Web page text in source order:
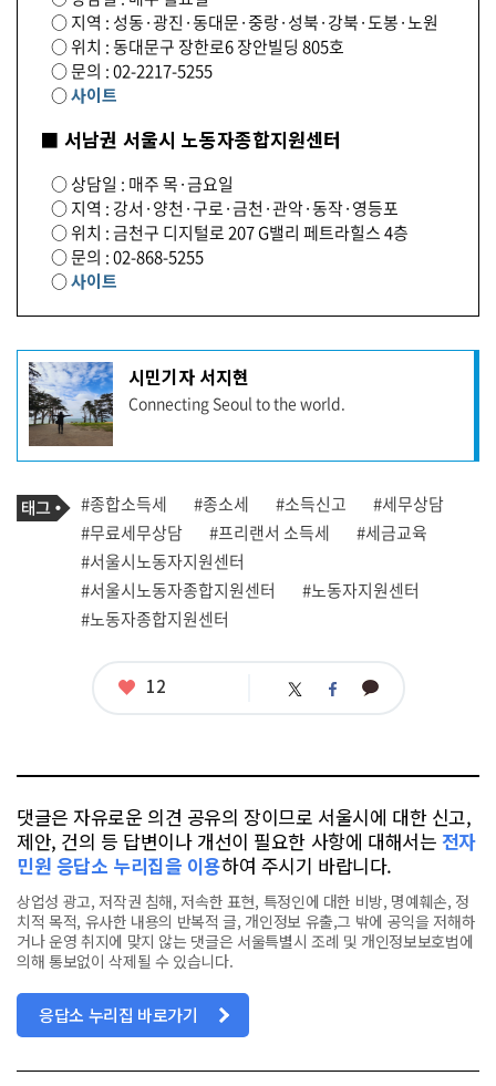
○ 지역 : 성동·광진·동대문·중랑·성북·강북·도봉·노원
○ 위치 : 동대문구 장한로6 장안빌딩 805호
○ 문의 : 02-2217-5255
○사이트
■ 서남권 서울시 노동자종합지원센터
○ 상담일 : 매주 목·금요일
○ 지역 : 강서·양천·구로·금천·관악·동작·영등포
○ 위치 : 금천구 디지털로 207 G밸리 페트라힐스 4층
○ 문의 : 02-868-5255
○사이트
기
사
작
성
자
프
필
시민기자 서지현
Connecting Seoul to the world.
기
사
관
련
태
그
태
그
#종합소득세 #종소세 #소득신고
#세무상담
#무료세무상담
#프리랜서 소득세
#세금교육
#서울시노동자지원센터
#서울시노동자종합지원센터
#노동자지원센터
#노동자종합지원센터
좋
12 트 페 카
댓글은 자유로운 의견 공유의 장이므로 서울시에 대한 신고,
제안, 건의 등 답변이나 개선이 필요한 사항에 대해서는 전자
민원 응답소 누리집을 이용하여 주시기 바랍니다.
상업성 광고, 저작권 침해, 저속한 표현, 특정인에 대한 비방, 명예훼손, 정
치적 목적, 유사한 내용의 반복적 글, 개인정보 유출,그 밖에 공익을 저해하
거나 운영 취지에 맞지 않는 댓글은 서울특별시 조례 및 개인정보보호법에
의해 통보없이 삭제될 수 있습니다.
응답소 누리집 바로가기